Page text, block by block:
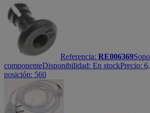
Referencia: RE006369
componenteDisponibilidad: En stockPrecio:
posición: 560